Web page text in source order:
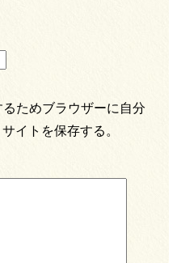
ためブラウザーに自分
イトを保存する。